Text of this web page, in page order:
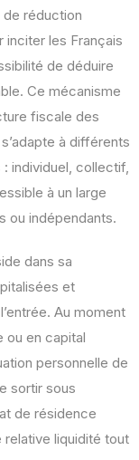
réduction
inciter les Français
de déduire
Ce mécanisme
fiscale des
à différents
individuel, collectif,
à un large
ou indépendants.
dans sa
et
Au moment
ou en capital
personnelle de
sortir sous
de résidence
relative liquidité tout